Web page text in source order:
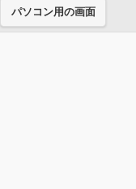
パソコン用の画面